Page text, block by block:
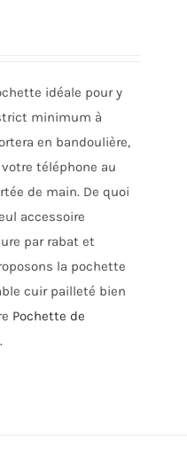
idéale pour y
minimum à
en bandoulière,
téléphone au
de main. De quoi
accessoire
par rabat et
la pochette
cuir pailleté bien
Pochette de